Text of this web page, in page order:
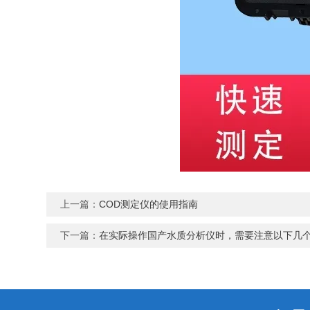
上一篇：COD测定仪的使用指南
下一篇：在实际操作国产水质分析仪时，需要注意以下几